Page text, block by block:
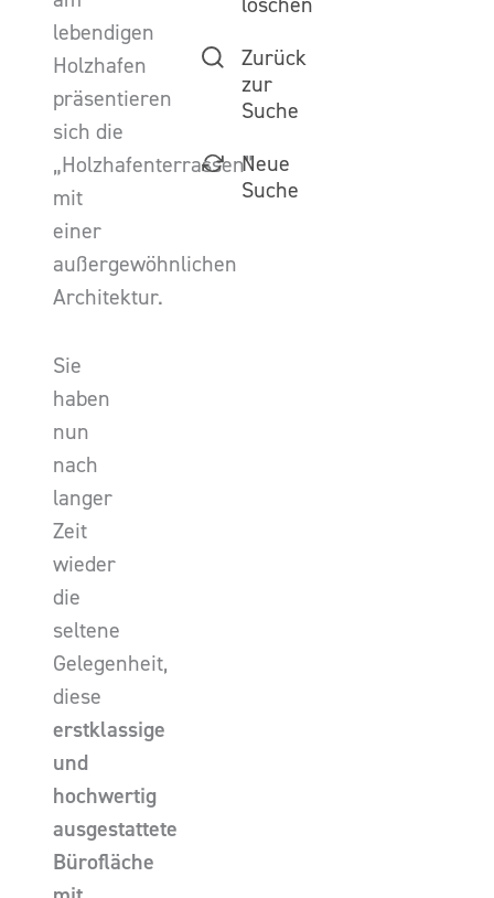
lebendigen
Holzhafen
präsentieren
sich die
„Holzhafenterrassen”
mit
einer
außergewöhnlichen
Architektur.
Sie
haben
nun
nach
langer
Zeit
wieder
die
seltene
Gelegenheit,
diese
erstklassige
und
hochwertig
ausgestattete
Bürofläche
Zurück
zur
Suche
Neue
Suche